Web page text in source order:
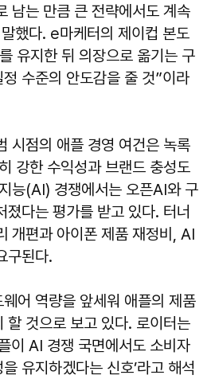
남는 만큼 큰 전략에서도 계속
했다. e마케터의 제이컵 본도
유지한 뒤 의장으로 옮기는 구
수준의 안도감을 줄 것”이라
시점의 애플 경영 여건은 녹록
강한 수익성과 브랜드 충성도
능(AI) 경쟁에서는 오픈AI와 구
졌다는 평가를 받고 있다. 터너
개편과 아이폰 제품 재정비, AI
구된다.
어 역량을 앞세워 애플의 제품
할 것으로 보고 있다. 로이터는
이 AI 경쟁 국면에서도 소비자
유지하겠다는 신호’라고 해석